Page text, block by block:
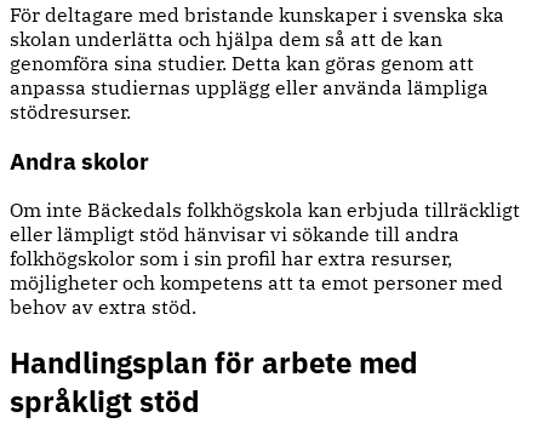
För deltagare med bristande kunskaper i svenska ska
skolan underlätta och hjälpa dem så att de kan
genomföra sina studier. Detta kan göras genom att
anpassa studiernas upplägg eller använda lämpliga
stödresurser.
Andra skolor
Om inte Bäckedals folkhögskola kan erbjuda tillräckligt
eller lämpligt stöd hänvisar vi sökande till andra
folkhögskolor som i sin profil har extra resurser,
möjligheter och kompetens att ta emot personer med
behov av extra stöd.
Handlingsplan för arbete med
språkligt stöd